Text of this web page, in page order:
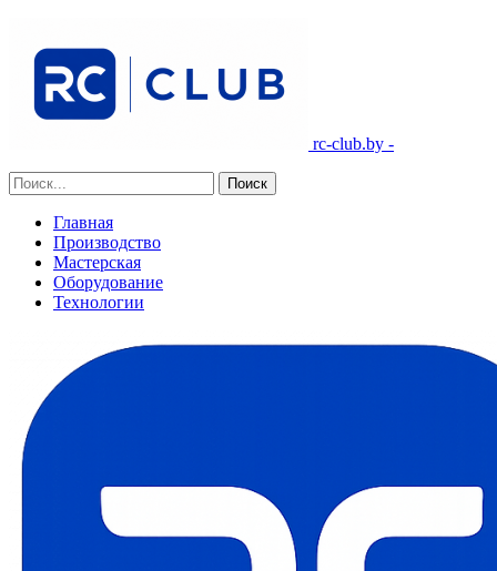
rc-club.by -
Главная
Производство
Мастерская
Оборудование
Технологии